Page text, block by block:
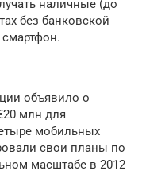
наличные (до
без банковской
объявило о
млн для
мобильных
свои планы по
масштабе в 2012